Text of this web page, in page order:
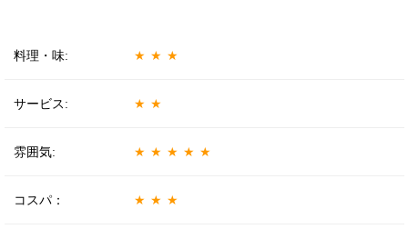
料理・味: ★★★
サービス: ★★
雰囲気: ★★★★★
コスパ： ★★★